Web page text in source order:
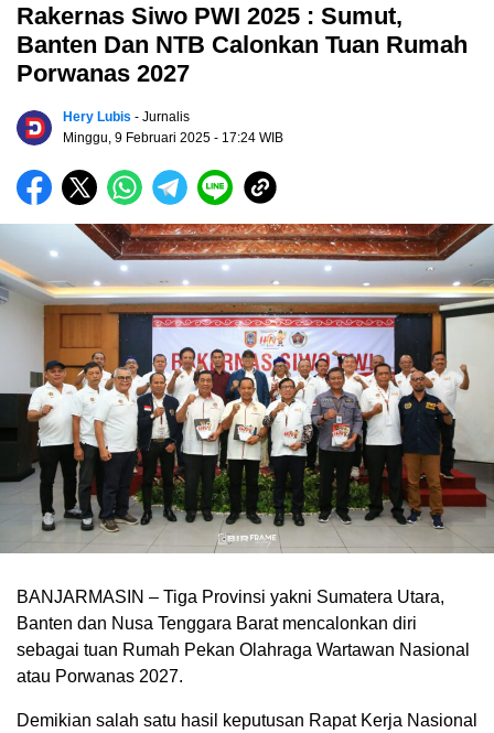
Rakernas Siwo PWI 2025 : Sumut,
Banten Dan NTB Calonkan Tuan Rumah
Porwanas 2027
Hery Lubis - Jurnalis
Minggu, 9 Februari 2025 - 17:24 WIB
BANJARMASIN – Tiga Provinsi yakni Sumatera Utara,
Banten dan Nusa Tenggara Barat mencalonkan diri
sebagai tuan Rumah Pekan Olahraga Wartawan Nasional
atau Porwanas 2027.
Demikian salah satu hasil keputusan Rapat Kerja Nasional